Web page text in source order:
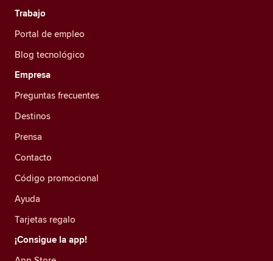
Trabajo
Portal de empleo
Blog tecnológico
Empresa
Preguntas frecuentes
Destinos
Prensa
Contacto
Código promocional
Ayuda
Tarjetas regalo
¡Consigue la app!